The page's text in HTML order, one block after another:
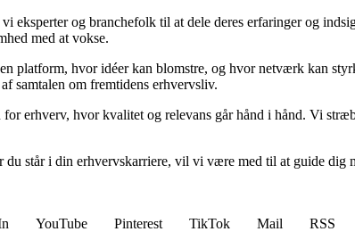
eksperter og branchefolk til at dele deres erfaringer og
med at vokse.
platform, hvor idéer kan blomstre, og hvor netværk kan
samtalen om fremtidens erhvervsliv.
erhverv, hvor kvalitet og relevans går hånd i hånd. Vi
du står i din erhvervskarriere, vil vi være med til at guide
YouTube Pinterest TikTok Mail
RSS